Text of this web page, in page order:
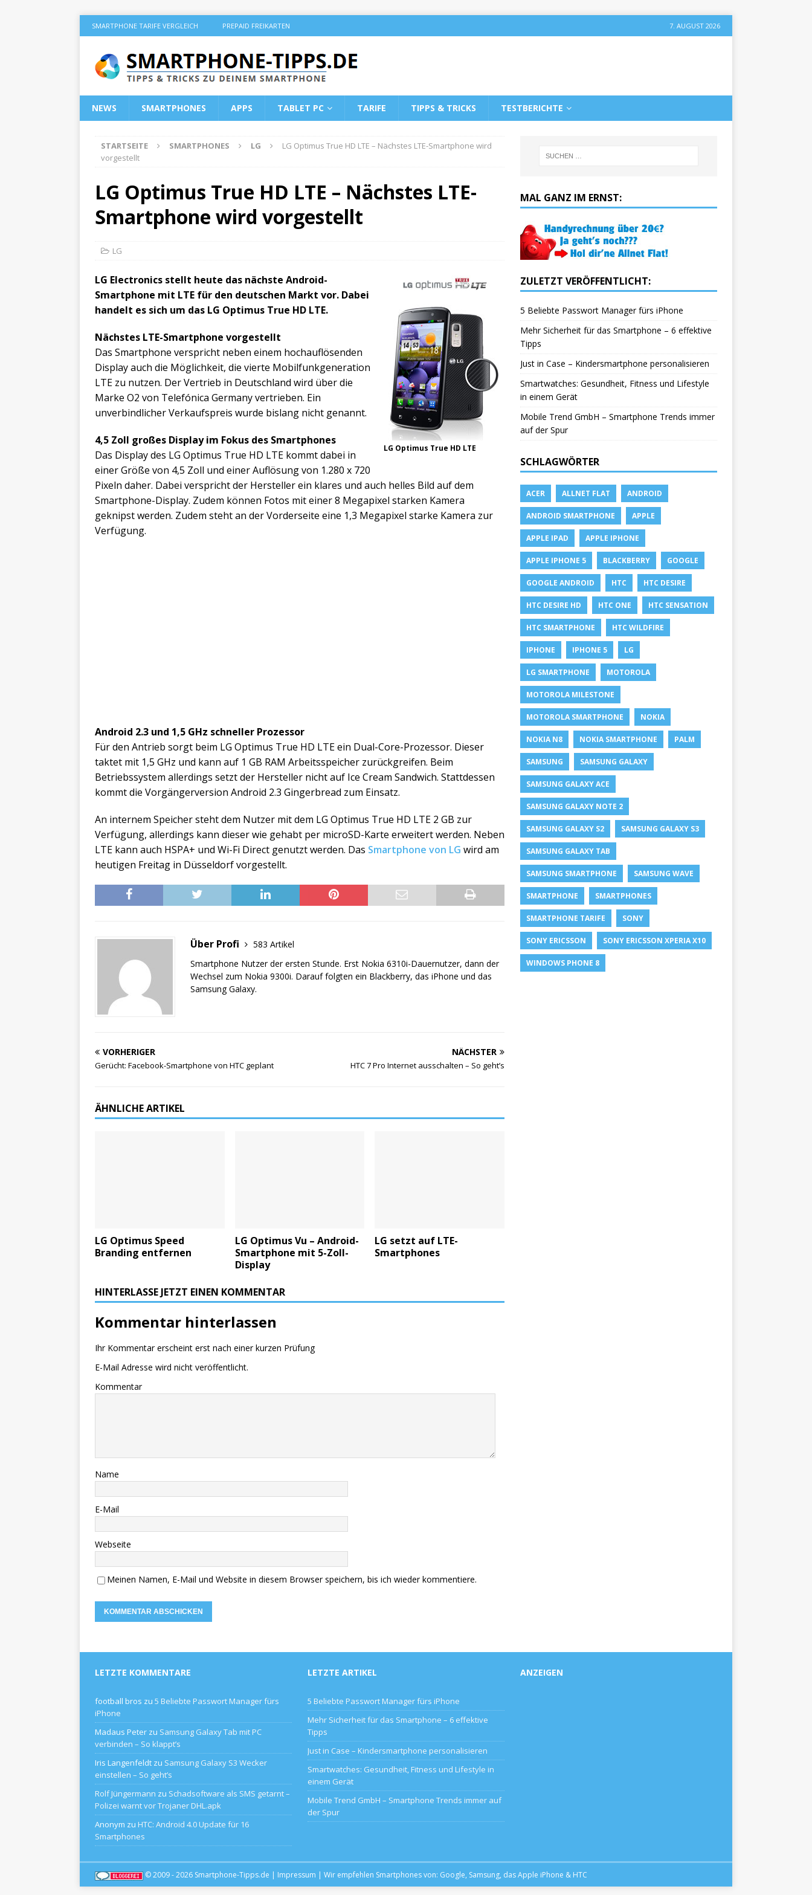
SMARTPHONE TARIFE VERGLEICH PREPAID FREIKARTEN 7. AUGUST 2026
NEWS SMARTPHONES APPS TABLET PC TARIFE TIPPS & TRICKS TESTBERICHTE
STARTSEITE SMARTPHONES LG
LG Optimus True HD LTE – Nächstes LTE-Smartphone wird
vorgestellt
LG Optimus True HD LTE – Nächstes LTE-
Smartphone wird vorgestellt
LG
LG Optimus True HD LTE
LG Electronics stellt heute das nächste Android-
Smartphone mit LTE für den deutschen Markt vor. Dabei
handelt es sich um das LG Optimus True HD LTE.
Nächstes LTE-Smartphone vorgestellt
Das Smartphone verspricht neben einem hochauflösenden
Display auch die Möglichkeit, die vierte Mobilfunkgeneration
LTE zu nutzen. Der Vertrieb in Deutschland wird über die
Marke O2 von Telefónica Germany vertrieben. Ein
unverbindlicher Verkaufspreis wurde bislang nicht genannt.
4,5 Zoll großes Display im Fokus des Smartphones
Das Display des LG Optimus True HD LTE kommt dabei in
einer Größe von 4,5 Zoll und einer Auflösung von 1.280 x 720
Pixeln daher. Dabei verspricht der Hersteller ein klares und auch helles Bild auf dem
Smartphone-Display. Zudem können Fotos mit einer 8 Megapixel starken Kamera
geknipst werden. Zudem steht an der Vorderseite eine 1,3 Megapixel starke Kamera zur
Verfügung.
Android 2.3 und 1,5 GHz schneller Prozessor
Für den Antrieb sorgt beim LG Optimus True HD LTE ein Dual-Core-Prozessor. Dieser
taktet mit 1,5 GHz und kann auf 1 GB RAM Arbeitsspeicher zurückgreifen. Beim
Betriebssystem allerdings setzt der Hersteller nicht auf Ice Cream Sandwich. Stattdessen
kommt die Vorgängerversion Android 2.3 Gingerbread zum Einsatz.
An internem Speicher steht dem Nutzer mit dem LG Optimus True HD LTE 2 GB zur
Verfügung, allerdings kann dieser wie gehabt per microSD-Karte erweitert werden. Neben
LTE kann auch HSPA+ und Wi-Fi Direct genutzt werden. Das Smartphone von LG wird am
heutigen Freitag in Düsseldorf vorgestellt.
Über Profi
583 Artikel
Smartphone Nutzer der ersten Stunde. Erst Nokia 6310i-Dauernutzer, dann der
Wechsel zum Nokia 9300i. Darauf folgten ein Blackberry, das iPhone und das
Samsung Galaxy.
VORHERIGER
Gerücht: Facebook-Smartphone von HTC geplant
NÄCHSTER
HTC 7 Pro Internet ausschalten – So geht’s
ÄHNLICHE ARTIKEL
LG Optimus Speed
Branding entfernen
LG Optimus Vu – Android-
Smartphone mit 5-Zoll-
Display
LG setzt auf LTE-
Smartphones
HINTERLASSE JETZT EINEN KOMMENTAR
Kommentar hinterlassen
Ihr Kommentar erscheint erst nach einer kurzen Prüfung
E-Mail Adresse wird nicht veröffentlicht.
Kommentar
Name
E-Mail
Webseite
Meinen Namen, E-Mail und Website in diesem Browser speichern, bis ich wieder kommentiere.
MAL GANZ IM ERNST:
ZULETZT VERÖFFENTLICHT:
5 Beliebte Passwort Manager fürs iPhone
Mehr Sicherheit für das Smartphone – 6 effektive
Tipps
Just in Case – Kindersmartphone personalisieren
Smartwatches: Gesundheit, Fitness und Lifestyle
in einem Gerät
Mobile Trend GmbH – Smartphone Trends immer
auf der Spur
SCHLAGWÖRTER
ACER ALLNET FLAT ANDROID
ANDROID SMARTPHONE APPLE
APPLE IPAD APPLE IPHONE
APPLE IPHONE 5 BLACKBERRY GOOGLE
GOOGLE ANDROID HTC HTC DESIRE
HTC DESIRE HD HTC ONE HTC SENSATION
HTC SMARTPHONE HTC WILDFIRE
IPHONE IPHONE 5 LG
LG SMARTPHONE MOTOROLA
MOTOROLA MILESTONE
MOTOROLA SMARTPHONE NOKIA
NOKIA N8 NOKIA SMARTPHONE PALM
SAMSUNG SAMSUNG GALAXY
SAMSUNG GALAXY ACE
SAMSUNG GALAXY NOTE 2
SAMSUNG GALAXY S2 SAMSUNG GALAXY S3
SAMSUNG GALAXY TAB
SAMSUNG SMARTPHONE SAMSUNG WAVE
SMARTPHONE SMARTPHONES
SMARTPHONE TARIFE SONY
SONY ERICSSON SONY ERICSSON XPERIA X10
WINDOWS PHONE 8
LETZTE KOMMENTARE
football bros zu 5 Beliebte Passwort Manager fürs
iPhone
Madaus Peter zu Samsung Galaxy Tab mit PC
verbinden – So klappt’s
Iris Langenfeldt zu Samsung Galaxy S3 Wecker
einstellen – So geht’s
Rolf Jüngermann zu Schadsoftware als SMS getarnt –
Polizei warnt vor Trojaner DHL.apk
Anonym zu HTC: Android 4.0 Update für 16
Smartphones
LETZTE ARTIKEL
5 Beliebte Passwort Manager fürs iPhone
Mehr Sicherheit für das Smartphone – 6 effektive
Tipps
Just in Case – Kindersmartphone personalisieren
Smartwatches: Gesundheit, Fitness und Lifestyle in
einem Gerät
Mobile Trend GmbH – Smartphone Trends immer auf
der Spur
ANZEIGEN
© 2009 - 2026 Smartphone-Tipps.de | Impressum | Wir empfehlen Smartphones von: Google, Samsung, dasApple iPhone & HTC